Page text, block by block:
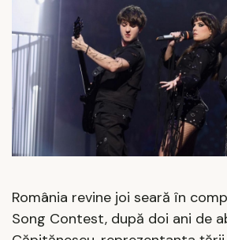
România revine joi seară în
Song Contest, după doi ani de